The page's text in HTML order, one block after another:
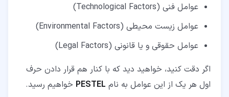
عوامل فنی (Technological Factors)
عوامل زیست محیطی (Environmental Factors)
عوامل حقوقی و یا قانونی (Legal Factors)
اگر دقت کنید، خواهید دید که با کنار هم قرار دادن حرف
اول هر یک از این عوامل به نام PESTEL خواهیم رسید.